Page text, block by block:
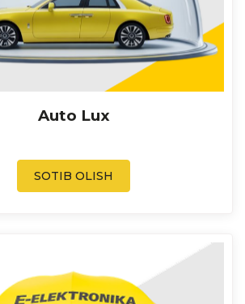
Auto Lux
SOTIB OLISH